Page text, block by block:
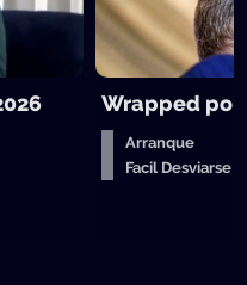
Wrapped
Arranque
Facil